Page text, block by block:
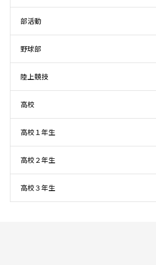
部活動
野球部
陸上競技
高校
高校１年生
高校２年生
高校３年生